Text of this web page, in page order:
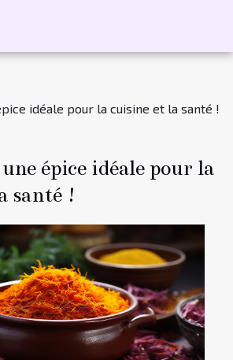
idéale pour la cuisine et la santé !
épice idéale pour la
santé !